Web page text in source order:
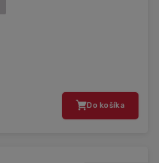
Do košíka